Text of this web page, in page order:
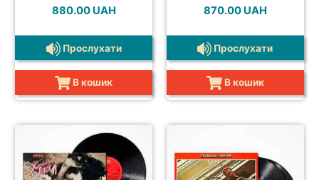
880.00 UAH
Прослухати
В кошик
870.00 UAH
Прослухати
В кошик